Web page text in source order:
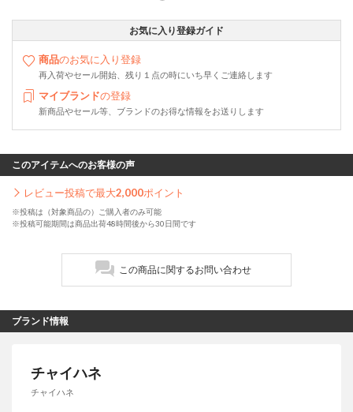
お気に入り登録ガイド
商品のお気に入り登録
再入荷やセール開始、残り１点の時にいち早くご連絡します
マイブランドの登録
新商品やセール等、ブランドのお得な情報をお送りします
このアイテムへのお客様の声
レビュー投稿で最大2,000ポイント
※投稿は（対象商品の）ご購入者のみ可能
※投稿可能期間は商品出荷48時間後から30日間です
この商品に関するお問い合わせ
ブランド情報
チャイハネ
チャイハネ